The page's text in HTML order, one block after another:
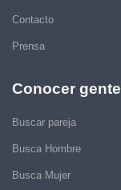
Contacto
Prensa
Conocer gente
Buscar pareja
Busca Hombre
Busca Mujer